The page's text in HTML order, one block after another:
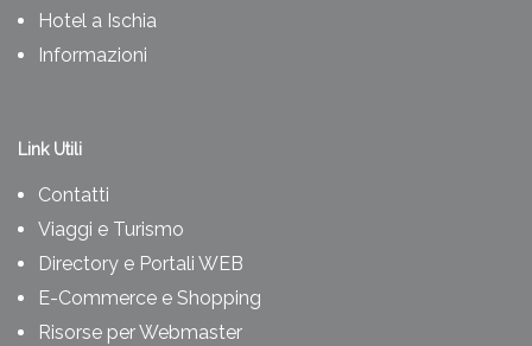
Hotel a Ischia
Informazioni
Link Utili
Contatti
Viaggi e Turismo
Directory e Portali WEB
E-Commerce e Shopping
Risorse per Webmaster